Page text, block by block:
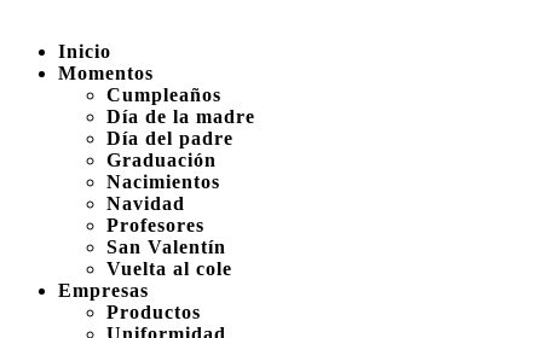
Inicio
Momentos
Cumpleaños
Día de la madre
Día del padre
Graduación
Nacimientos
Navidad
Profesores
San Valentín
Vuelta al cole
Empresas
Productos
Uniformidad